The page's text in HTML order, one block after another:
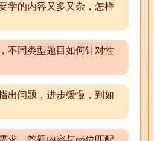
学的内容又多又杂，怎样
不同类型题目如何针对性
出问题，进步缓慢，到如